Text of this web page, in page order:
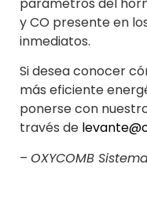
y CO presente en
inmediatos.
Si desea conocer
más eficiente
ponerse con
través de
– OXYCOMB